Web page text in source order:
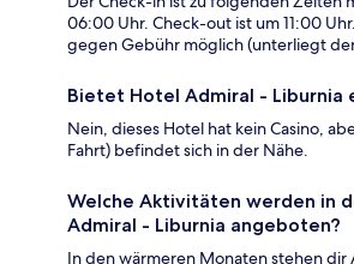
06:00 Uhr. Check-out ist um 11:00
gegen Gebühr möglich (unterliegt
Bietet Hotel Admiral - Liburnia
Nein, dieses Hotel hat kein Casino,
Fahrt) befindet sich in der Nähe.
Welche Aktivitäten werden in
Admiral - Liburnia angeboten?
In den wärmeren Monaten stehen dir